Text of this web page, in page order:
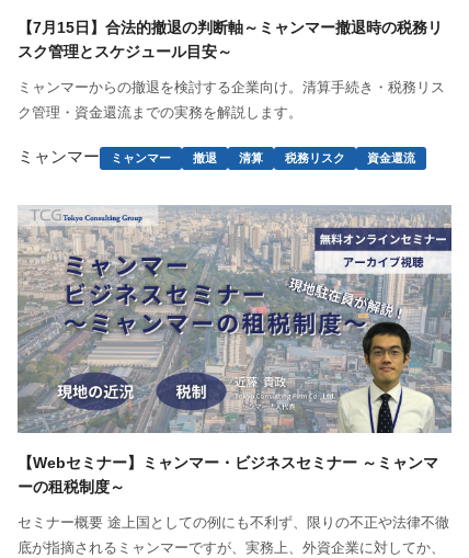
【7月15日】合法的撤退の判断軸～ミャンマー撤退時の税務リ
スク管理とスケジュール目安～
ミャンマーからの撤退を検討する企業向け。清算手続き・税務リス
ク管理・資金還流までの実務を解説します。
ミャンマー ミャンマー 撤退 清算 税務リスク 資金還流
【Webセミナー】ミャンマー・ビジネスセミナー ～ミャンマ
ーの租税制度～
セミナー概要 途上国としての例にも不利ず、限りの不正や法律不徹
底が指摘されるミャンマーですが、実務上、外資企業に対してか、